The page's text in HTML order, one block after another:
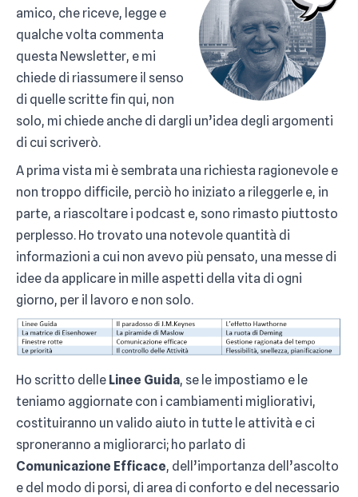
amico, che riceve, legge e
qualche volta commenta
questa Newsletter, e mi
chiede di riassumere il senso
di quelle scritte fin qui, non
solo, mi chiede anche di dargli un’idea degli argomenti
di cui scriverò.
A prima vista mi è sembrata una richiesta ragionevole e
non troppo difficile, perciò ho iniziato a rileggerle e, in
parte, a riascoltare i podcast e, sono rimasto piuttosto
perplesso. Ho trovato una notevole quantità di
informazioni a cui non avevo più pensato, una messe di
idee da applicare in mille aspetti della vita di ogni
giorno, per il lavoro e non solo.
Ho scritto delle Linee Guida, se le impostiamo e le
teniamo aggiornate con i cambiamenti migliorativi,
costituiranno un valido aiuto in tutte le attività e ci
sproneranno a migliorarci; ho parlato di
Comunicazione Efficace, dell’importanza dell’ascolto
e del modo di porsi, di area di conforto e del necessario